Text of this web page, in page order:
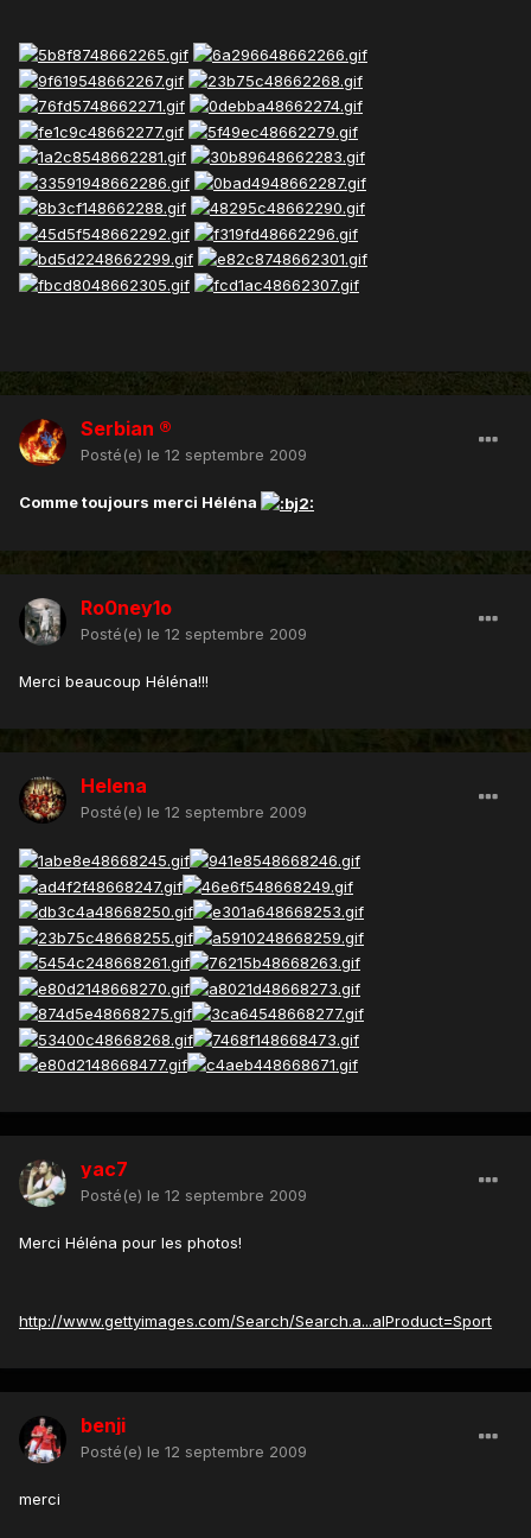
Serbian ®
Posté(e) le 12 septembre 2009
Comme toujours merci Héléna
Ro0ney1o
Posté(e) le 12 septembre 2009
Merci beaucoup Héléna!!!
Helena
Posté(e) le 12 septembre 2009
yac7
Posté(e) le 12 septembre 2009
Merci Héléna pour les photos!
http://www.gettyimages.com/Search/Search.a...alProduct=Sport
benji
Posté(e) le 12 septembre 2009
merci